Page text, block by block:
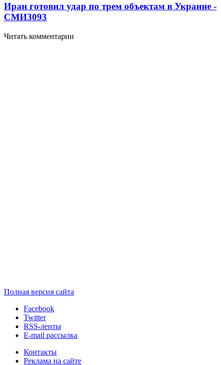
Иран готовил удар по трем объектам в Украине -
СМИ3093
Читать комментарии
Полная версия сайта
Facebook
Twitter
RSS-ленты
E-mail рассылка
Контакты
Реклама на сайте